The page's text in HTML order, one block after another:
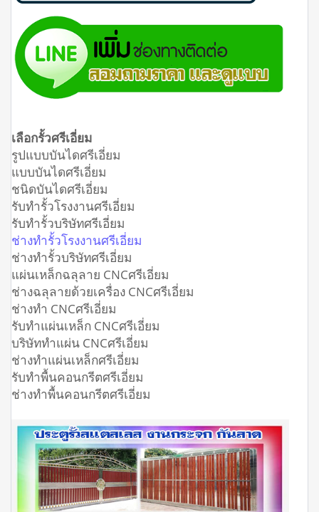
เลือกรั้วศรีเอี่ยม
รูปแบบบันไดศรีเอี่ยม
แบบบันไดศรีเอี่ยม
ชนิดบันไดศรีเอี่ยม
รับทำรั้วโรงงานศรีเอี่ยม
รับทำรั้วบริษัทศรีเอี่ยม
ช่างทำรั้วโรงงานศรีเอี่ยม
ช่างทำรั้วบริษัทศรีเอี่ยม
แผ่นเหล็กฉลุลาย CNCศรีเอี่ยม
ช่างฉลุลายด้วยเครื่อง CNCศรีเอี่ยม
ช่างทำ CNCศรีเอี่ยม
รับทำแผ่นเหล็ก CNCศรีเอี่ยม
บริษัททำแผ่น CNCศรีเอี่ยม
ช่างทำแผ่นเหล็กศรีเอี่ยม
รับทำพื้นคอนกรีตศรีเอี่ยม
ช่างทำพื้นคอนกรีตศรีเอี่ยม